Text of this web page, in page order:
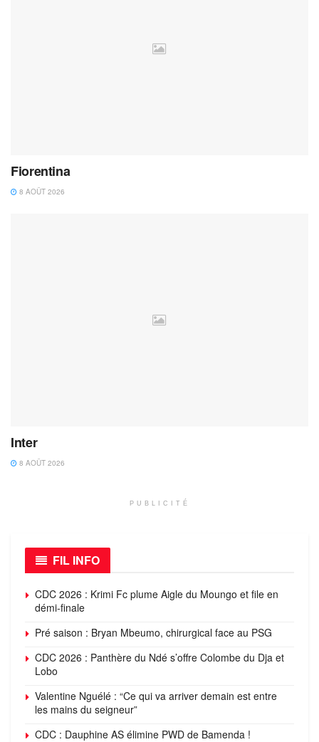
Fiorentina
8 AOÛT 2026
Inter
8 AOÛT 2026
PUBLICITÉ
FIL INFO
CDC 2026 : Krimi Fc plume Aigle du Moungo et file en
démi-finale
Pré saison : Bryan Mbeumo, chirurgical face au PSG
CDC 2026 : Panthère du Ndé s’offre Colombe du Dja et
Lobo
Valentine Nguélé : “Ce qui va arriver demain est entre
les mains du seigneur”
CDC : Dauphine AS élimine PWD de Bamenda !